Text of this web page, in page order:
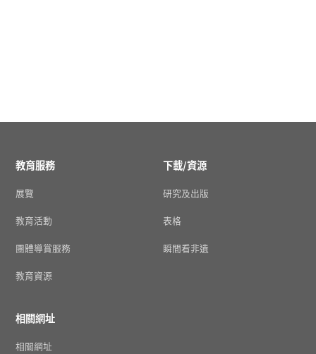
教育服務
展覽
教育活動
團體導賞服務
教育資源
下載/資源
研究及出版
表格
瞬間看非遺
相關網址
相關網址